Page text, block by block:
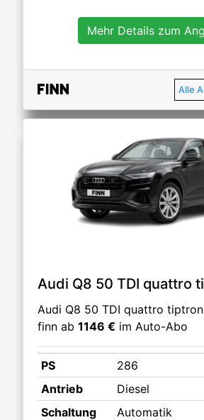
Mehr Details zum
Alle
Audi Q8 50 TDI quattro
Audi Q8 50 TDI quattro
finn ab 1146 € im Auto-Abo
PS
286
Antrieb
Diesel
Schaltung
Automatik